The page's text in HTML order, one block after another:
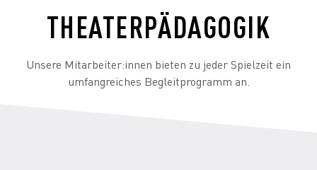
THEATERPÄDAGOGIK
Unsere Mitarbeiter:innen bieten zu jeder Spielzeit ein
umfangreiches Begleitprogramm an.